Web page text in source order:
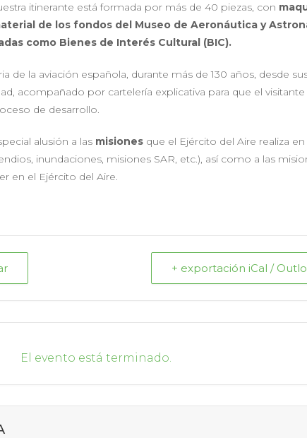
itinerante está formada por más de 40 piezas, con
de los fondos del Museo de Aeronáutica y
como Bienes de Interés Cultural (BIC).
de la aviación española, durante más de 130 años, desde
acompañado por cartelería explicativa para que el
de desarrollo.
alusión a las misiones que el Ejército del Aire realiza
inundaciones, misiones SAR, etc.), así como a las
en el Ejército del Aire.
+ exportación iCal /
El evento está terminado.